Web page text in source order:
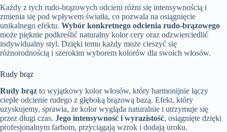
Każdy z tych rudo-brązowych odcieni różni się intensywnością i
zmienia się pod wpływem światła, co pozwala na osiągnięcie
unikalnego efektu. Wybór konkretnego odcienia rudo-brązowego
może pięknie podkreślić naturalny kolor cery oraz odzwierciedlić
indywidualny styl. Dzięki temu każdy może cieszyć się
różnorodnością i szerokim wyborem kolorów dla swoich włosów.
Rudy brąz
Rudy brąz to wyjątkowy kolor włosów, który harmonijnie łączy
ciepłe odcienie rudego z głęboką brązową bazą. Efekt, który
uzyskujemy, sprawia, że kolor wygląda naturalnie i utrzymuje się
przez długi czas. Jego intensywność i wyrazistość, osiągnięte dzięki
profesjonalnym farbom, przyciągają wzrok i dodają uroku.